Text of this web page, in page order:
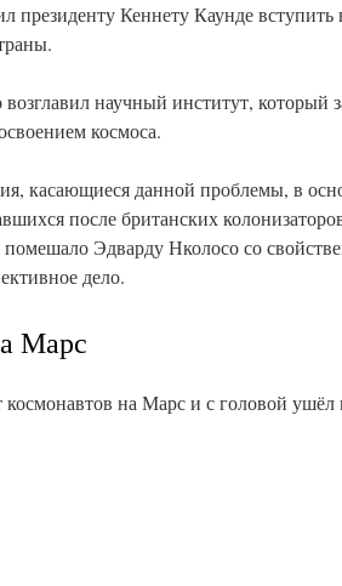
президенту Кеннету Каунде
научный институт, который
космоса.
касающиеся данной проблемы, в
после британских
помешало Эдварду Нколосо со
дело.
Марс
на Марс и с головой ушёл